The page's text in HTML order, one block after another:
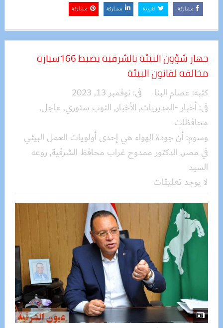
مشاركة تغريدة مشاركة مشاركة
جهاز شؤون البيئة بالشرقية يضبط 166سيارة
مخالفه لقانون البيئة
كتبه: عصام البنا فى: نوفمبر 13, 2023
فى:أخبار -المديريات, الأخبار, التوب ستوري, عاجل,
محافظات
وسوم:أن جودة الهواء هي إحدى أولويات العمل البيئي
في مصر, الدكتور ممدوح غراب محافظ الشرقية, روعه
السيد
لا يوجد تعليقات